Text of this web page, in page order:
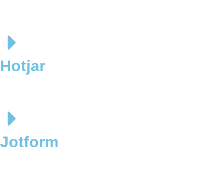
Hotjar
Jotform